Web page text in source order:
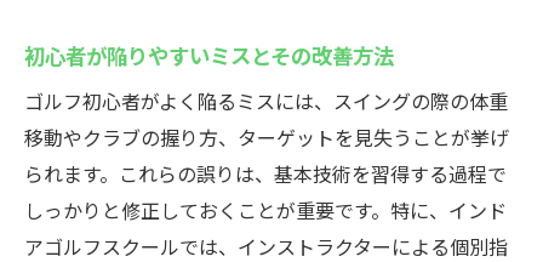
初心者が陥りやすいミスとその改善方法
ゴルフ初心者がよく陥るミスには、スイングの際の体重
移動やクラブの握り方、ターゲットを見失うことが挙げ
られます。これらの誤りは、基本技術を習得する過程で
しっかりと修正しておくことが重要です。特に、インド
アゴルフスクールでは、インストラクターによる個別指